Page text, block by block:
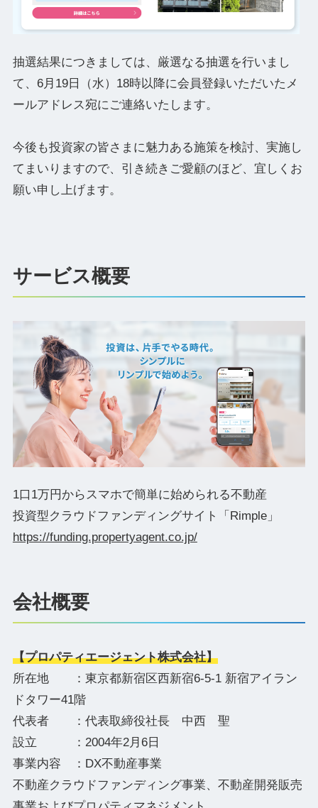
抽選結果につきましては、厳選なる抽選を行いまし
て、6月19日（水）18時以降に会員登録いただいたメ
ールアドレス宛にご連絡いたします。
今後も投資家の皆さまに魅力ある施策を検討、実施し
てまいりますので、引き続きご愛顧のほど、宜しくお
願い申し上げます。
サービス概要
1口1万円からスマホで簡単に始められる不動産
投資型クラウドファンディングサイト「Rimple」
https://funding.propertyagent.co.jp/
会社概要
【プロパティエージェント株式会社】
所在地 ：東京都新宿区西新宿6-5-1 新宿アイラン
ドタワー41階
代表者 ：代表取締役社長 中西 聖
設立 ：2004年2月6日
事業内容 ：DX不動産事業
不動産クラウドファンディング事業、不動産開発販売